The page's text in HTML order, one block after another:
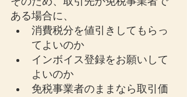
ある場合に、
消費税分を値引きしてもらっ
てよいのか
インボイス登録をお願いして
よいのか
免税事業者のままなら取引価